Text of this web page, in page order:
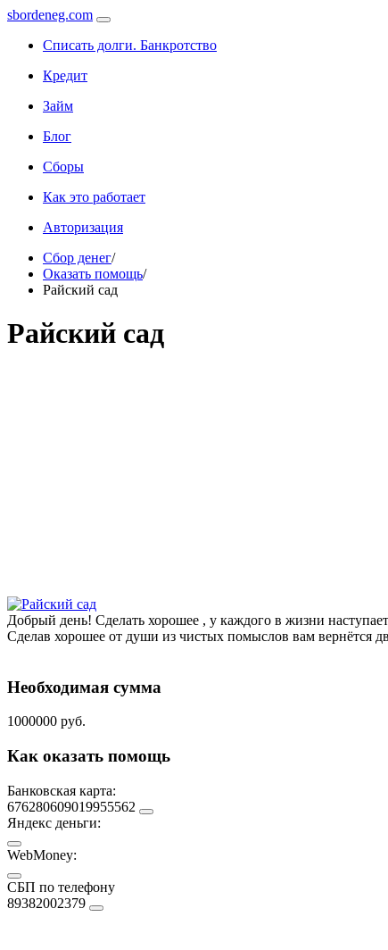
sbordeneg.com
Списать долги. Банкротство
Кредит
Займ
Блог
Сборы
Как это работает
Авторизация
Сбор денег/
Оказать помощь/
Райский сад
Райский сад
Добрый день! Сделать хорошее , у каждого в жизни
Сделав хорошее от души из чистых помыслов вам вернётся
Необходимая сумма
1000000 руб.
Как оказать помощь
Банковская карта:
676280609019955562
Яндекс деньги:
WebMoney:
СБП по телефону
89382002379